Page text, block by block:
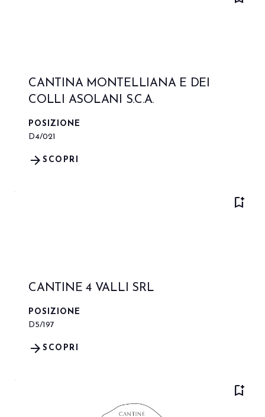
CANTINA MONTELLIANA E DEI
COLLI ASOLANI S.C.A.
POSIZIONE
D4/021
SCOPRI
arrow_forward
bookmark_add
CANTINE 4 VALLI SRL
POSIZIONE
D5/197
SCOPRI
arrow_forward
bookmark_add